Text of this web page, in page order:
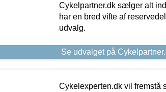
Cykelpartner.dk sælger alt
har en bred vifte af
udvalg.
Se udvalget på
Cykelexperten.dk vil fremstå